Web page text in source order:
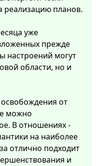
реализацию планов.
уже
прежде
настроений могут
области, но и
от
можно
В отношениях -
на наиболее
отлично подходит
и